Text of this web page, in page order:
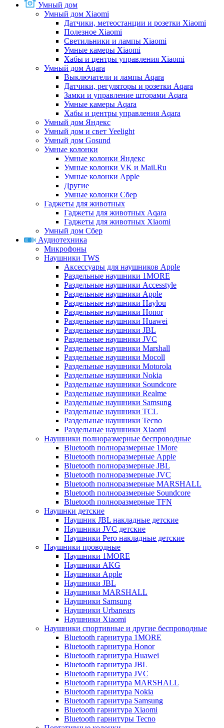
Умный дом
Умный дом Xiaomi
Датчики, метеостанции и розетки Xiaomi
Полезное Xiaomi
Светильники и лампы Xiaomi
Умные камеры Xiaomi
Хабы и центры управления Xiaomi
Умный дом Aqara
Выключатели и лампы Aqara
Датчики, регуляторы и розетки Aqara
Замки и управление шторами Aqara
Умные камеры Aqara
Хабы и центры управления Aqara
Умный дом Яндекс
Умный дом и свет Yeelight
Умный дом Gosund
Умные колонки
Умные колонки Яндекс
Умные колонки VK и Mail.Ru
Умные колонки Apple
Другие
Умные колонки Сбер
Гаджеты для животных
Гаджеты для животных Aqara
Гаджеты для животных Xiaomi
Умный дом Сбер
Аудиотехника
Микрофоны
Наушники TWS
Аксессуары для наушников Apple
Раздельные наушники 1MORE
Раздельные наушники Accesstyle
Раздельные наушники Apple
Раздельные наушники Haylou
Раздельные наушники Honor
Раздельные наушники Huawei
Раздельные наушники JBL
Раздельные наушники JVC
Раздельные наушники Marshall
Раздельные наушники Mocoll
Раздельные наушники Motorola
Раздельные наушники Nokia
Раздельные наушники Soundcore
Раздельные наушники Realme
Раздельные наушники Samsung
Раздельные наушники TCL
Раздельные наушники Tecno
Раздельные наушники Xiaomi
Наушники полноразмерные беспроводные
Bluetooth полноразмерные 1More
Bluetooth полноразмерные Apple
Bluetooth полноразмерные JBL
Bluetooth полноразмерные JVC
Bluetooth полноразмерные MARSHALL
Bluetooth полноразмерные Soundcore
Bluetooth полноразмерные TFN
Наушнки детские
Наушник JBL накладные детские
Наушники JVC детские
Наушники Pero накладные детские
Наушники проводные
Наушники 1MORE
Наушники AKG
Наушники Apple
Наушники JBL
Наушники MARSHALL
Наушники Samsung
Наушники Urbanears
Наушники Xiaomi
Наушники спортивные и другие беспроводные
Bluetooth гарнитура 1MORE
Bluetooth гарнитура Honor
Bluetooth гарнитура Huawei
Bluetooth гарнитура JBL
Bluetooth гарнитура JVC
Bluetooth гарнитура MARSHALL
Bluetooth гарнитура Nokia
Bluetooth гарнитура Samsung
Bluetooth гарнитура Xiaomi
Bluetooth гарнитуры Tecno